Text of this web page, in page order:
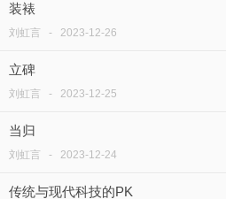
装裱
刘虹言 - 2023-12-26
立碑
刘虹言 - 2023-12-25
当归
刘虹言 - 2023-12-24
传统与现代科技的PK